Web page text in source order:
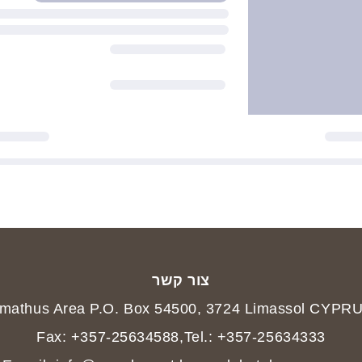
צור קשר
Area P.O. Box 54500, 3724 Limassol
Tel.: +357-25634333
,
Fax: +357-25634588